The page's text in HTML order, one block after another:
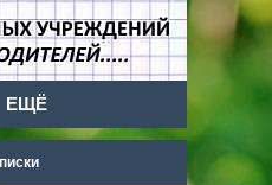
ЕЩЁ